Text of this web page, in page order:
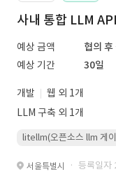
사내 통합 LLM
예상 금액
협의 후
예상 기간
30일
개발
웹 외 1개
LLM 구축 외 1개
litellm(오픈소스 llm 게
서울특별시 · 등록일자